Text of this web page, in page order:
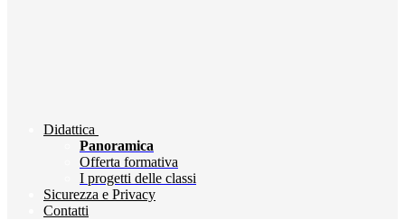
Didattica
Panoramica
Offerta formativa
I progetti delle classi
Sicurezza e Privacy
Contatti